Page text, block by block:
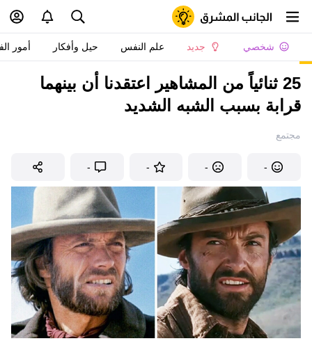
شخصي جديد علم النفس حيل وأفكار أمور
25 ثنائياً من المشاهير اعتقدنا أن بينهما
قرابة بسبب الشبه الشديد
مجتمع
-
-
-
-